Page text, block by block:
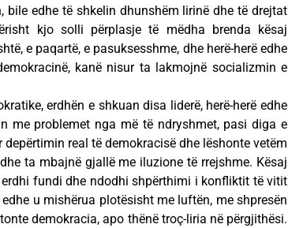
edhe të shkelin dhunshëm lirinë dhe të drejtat
kjo solli përplasje të mëdha brenda kësaj
e paqartë, e pasuksesshme, dhe herë-herë edhe
kanë nisur ta lakmojnë socializmin e
erdhën e shkuan disa liderë, herë-herë edhe
me problemet nga më të ndryshmet, pasi diga e
real të demokracisë dhe lëshonte vetëm
ta mbajnë gjallë me iluzione të rrejshme. Kësaj
fundi dhe ndodhi shpërthimi i konfliktit të vitit
u mishërua plotësisht me luftën, me shpresën
demokracia, apo thënë troç-liria në përgjithësi.